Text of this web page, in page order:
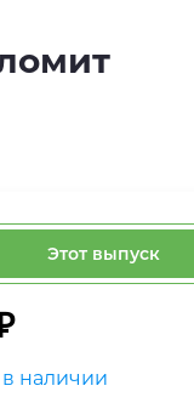
Этот выпуск
в наличии